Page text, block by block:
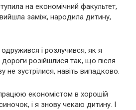
на економічний факультет,
заміж, наpoдила дитину,
і розлучився, як я
дороги розійшлися так, що після
зустрілися, навіть випадково.
економістом в хорошій
і я знову чекаю дитину. І